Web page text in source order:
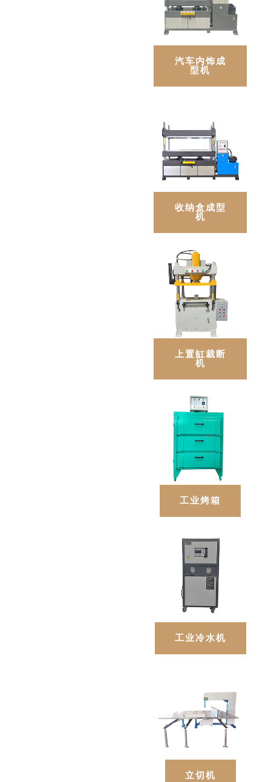
汽车内饰成
型机
收纳盒成型
机
上置缸裁断
机
工业烤箱
工业冷水机
立切机